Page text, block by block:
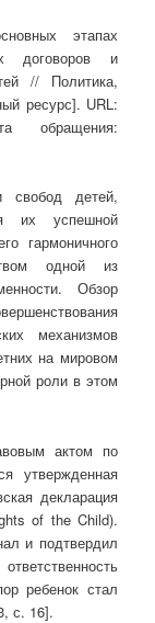
этапах
договоров и
// Политика,
ресурс]. URL:
обращения:
свобод детей,
их успешной
гармоничного
одной из
Обзор
механизмов
на мировом
роли в этом
актом по
утвержденная
декларация
of the Child).
и подтвердил
ребенок стал
с. 16].